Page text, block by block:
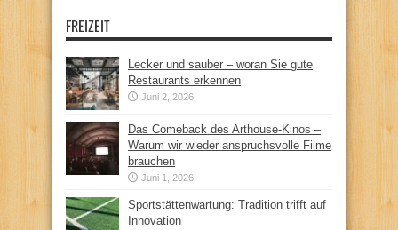
FREIZEIT
Lecker und sauber – woran Sie gute
Restaurants erkennen
Juni 2, 2026
Das Comeback des Arthouse-Kinos –
Warum wir wieder anspruchsvolle Filme
brauchen
Juni 1, 2026
Sportstättenwartung: Tradition trifft auf
Innovation